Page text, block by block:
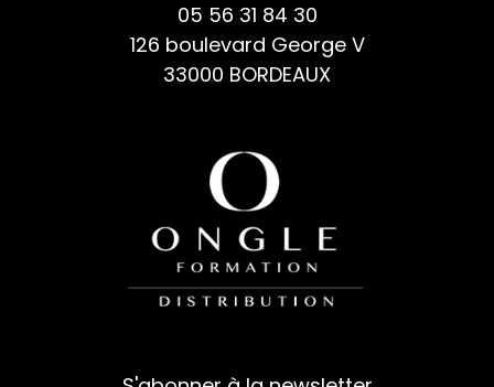
05 56 31 84 30
126 boulevard George V
33000 BORDEAUX